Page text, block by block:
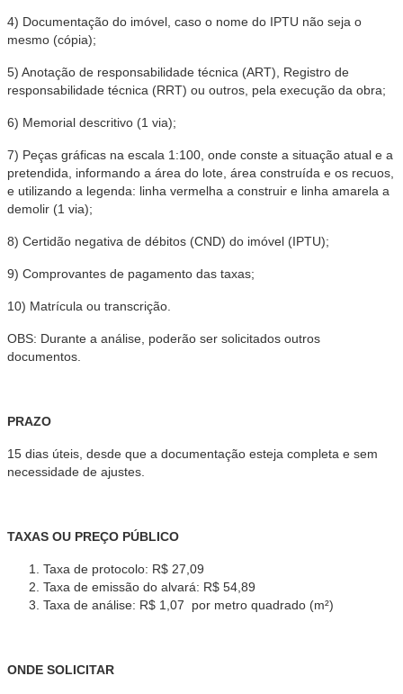
4) Documentação do imóvel, caso o nome do IPTU não seja o
mesmo (cópia);
5) Anotação de responsabilidade técnica (ART), Registro de
responsabilidade técnica (RRT) ou outros, pela execução da obra;
6) Memorial descritivo (1 via);
7) Peças gráficas na escala 1:100, onde conste a situação atual e a
pretendida, informando a área do lote, área construída e os recuos,
e utilizando a legenda: linha vermelha a construir e linha amarela a
demolir (1 via);
8) Certidão negativa de débitos (CND) do imóvel (IPTU);
9) Comprovantes de pagamento das taxas;
10) Matrícula ou transcrição.
OBS: Durante a análise, poderão ser solicitados outros
documentos.
PRAZO
15 dias úteis, desde que a documentação esteja completa e sem
necessidade de ajustes.
TAXAS OU PREÇO PÚBLICO
Taxa de protocolo: R$ 27,09
Taxa de emissão do alvará: R$ 54,89
Taxa de análise: R$ 1,07 por metro quadrado (m²)
ONDE SOLICITAR